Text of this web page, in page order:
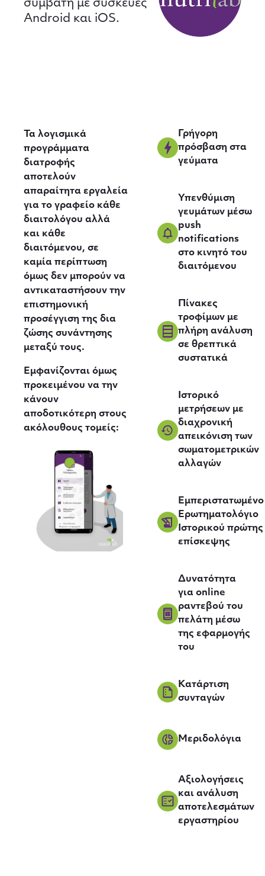
συμβατή με συσκευές
Android και iOS.
Τα λογισμικά
προγράμματα
διατροφής
αποτελούν
απαραίτητα εργαλεία
για το γραφείο κάθε
διαιτολόγου αλλά
και κάθε
διαιτόμενου, σε
καμία περίπτωση
όμως δεν μπορούν να
αντικαταστήσουν την
επιστημονική
προσέγγιση της δια
ζώσης συνάντησης
μεταξύ τους.
Εμφανίζονται όμως
προκειμένου να την
κάνουν
αποδοτικότερη στους
ακόλουθους τομείς:
Γρήγορη
πρόσβαση στα
γεύματα
Υπενθύμιση
γευμάτων μέσω
push
notifications
στο κινητό του
διαιτόμενου
Πίνακες
τροφίμων με
πλήρη ανάλυση
σε θρεπτικά
συστατικά
Ιστορικό
μετρήσεων με
διαχρονική
απεικόνιση των
σωματομετρικών
αλλαγών
Εμπεριστατωμένο
Ερωτηματολόγιο
Ιστορικού πρώτης
επίσκεψης
Δυνατότητα
για online
ραντεβού του
πελάτη μέσω
της εφαρμογής
του
Κατάρτιση
συνταγών
Μεριδολόγια
Αξιολογήσεις
και ανάλυση
αποτελεσμάτων
εργαστηρίου